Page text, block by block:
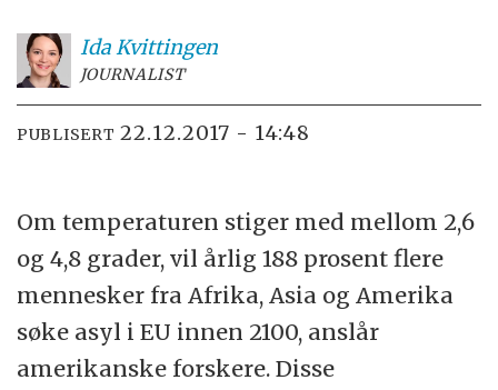
IdaKvittingen
JOURNALIST
PUBLISERT 22.12.2017 - 14:48
Om temperaturen stiger med mellom 2,6
og 4,8 grader, vil årlig 188 prosent flere
mennesker fra Afrika, Asia og Amerika
søke asyl i EU innen 2100, anslår
amerikanske forskere. Disse